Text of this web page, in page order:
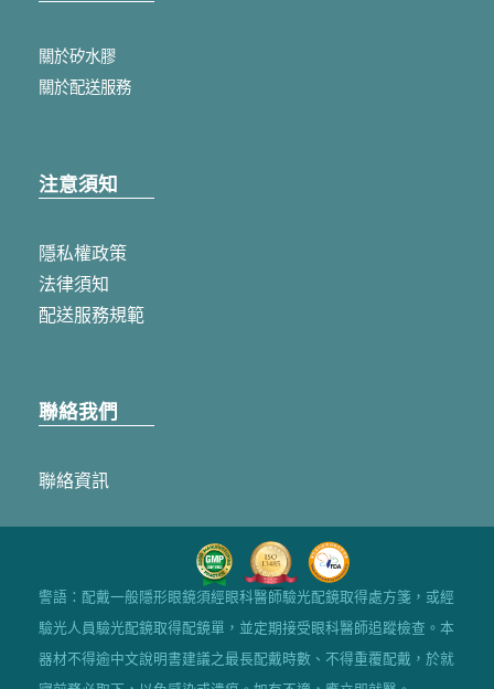
關於矽水膠
關於配送服務
注意須知
隱私權政策
法律須知
配送服務規範
聯絡我們
聯絡資訊
警語：配戴一般隱形眼鏡須經眼科醫師驗光配鏡取得處方箋，或經
驗光人員驗光配鏡取得配鏡單，並定期接受眼科醫師追蹤檢查。本
器材不得逾中文說明書建議之最長配戴時數、不得重覆配戴，於就